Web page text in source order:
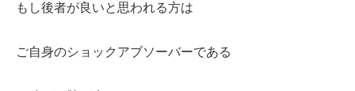
もし後者が良いと思われる方は
ご自身のショックアブソーバーである